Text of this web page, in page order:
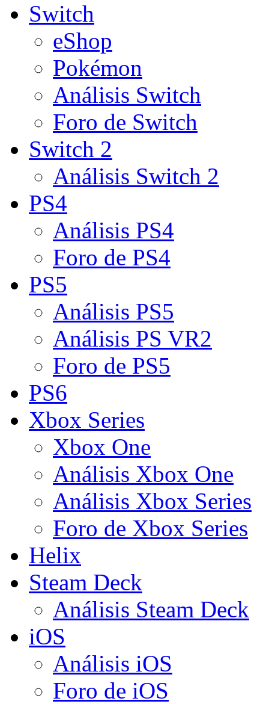
Switch
eShop
Pokémon
Análisis Switch
Foro de Switch
Switch 2
Análisis Switch 2
PS4
Análisis PS4
Foro de PS4
PS5
Análisis PS5
Análisis PS VR2
Foro de PS5
PS6
Xbox Series
Xbox One
Análisis Xbox One
Análisis Xbox Series
Foro de Xbox Series
Helix
Steam Deck
Análisis Steam Deck
iOS
Análisis iOS
Foro de iOS